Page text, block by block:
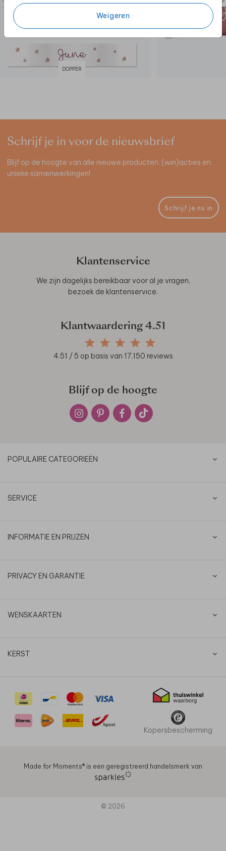
Weigeren
DOPPER
Schrijf je in voor de nieuwsbrief
Blijf op de hoogte van alle nieuwe producten, (win)acties en
unieke samenwerkingen!
Schrijf je nu in
Klantenservice
We zijn dagelijks bereikbaar voor al je vragen,
bezoek de klantenservice.
Klantwaardering 4.51
4.51 / 5 op basis van 17.150 reviews
Blijf op de hoogte
POPULAIRE CATEGORIEËN
SERVICE
INFORMATIE EN PRIJZEN
PRIVACY EN GARANTIE
WENSKAARTEN
KERST
Kopersbescherming
Made for Moments®️ is een geregistreerd handelsmerk van
© 2026